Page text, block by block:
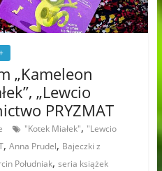
„Kameleon
„Lewcio
PRYZMAT
"Kotek Miałek", "Lewcio
, Anna Prudel, Bajeczki z
Południak, seria książek